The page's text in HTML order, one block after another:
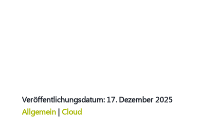
Veröffentlichungsdatum: 17. Dezember 2025
Allgemein|Cloud